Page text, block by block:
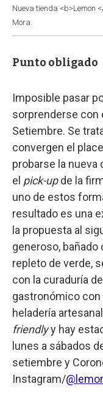
Nueva tienda <b>Lemon
Mora.
Punto obligado
Imposible pasar
sorprenderse con
Setiembre. Se
convergen el
probarse la nueva
el pick-upde la
uno de estos
resultado es una
la propuesta al
generoso, bañado
repleto de verde,
con la curaduría
gastronómico
heladería
friendlyy hay
lunes a sábados
setiembre y
Instagram/